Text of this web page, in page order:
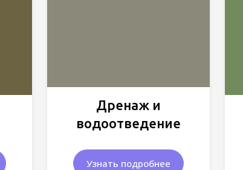
Дренаж и
водоотведение
Узнать подробнее